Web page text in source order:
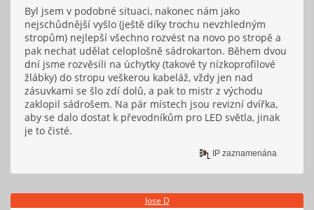
Byl jsem v podobné situaci, nakonec nám jako
nejschůdnější vyšlo (ještě díky trochu nevzhledným
stropům) nejlepší všechno rozvést na novo po stropě a
pak nechat udělat celoplošně sádrokarton. Během dvou
dní jsme rozvěsili na úchytky (takové ty nízkoprofilové
žlábky) do stropu veškerou kabeláž, vždy jen nad
zásuvkami se šlo zdí dolů, a pak to mistr z východu
zaklopil sádrošem. Na pár místech jsou revizní dvířka,
aby se dalo dostat k převodníkům pro LED světla, jinak
je to čisté.
IP zaznamenána
Jose D